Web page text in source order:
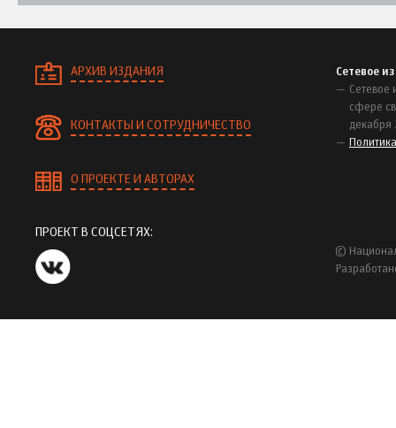
АРХИВ ИЗДАНИЯ
КОНТАКТЫ И СОТРУДНИЧЕСТВО
О ПРОЕКТЕ И АВТОРАХ
Сетевое
Сетевое
сфере
декабря
ПРОЕКТ В СОЦСЕТЯХ:
©